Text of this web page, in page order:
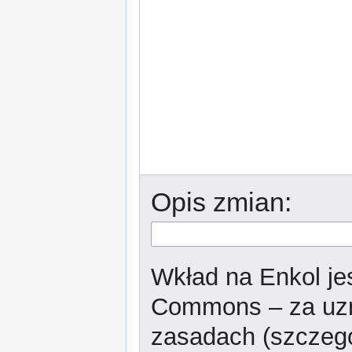
Opis zmian:
Wkład na Enkol
Commons – za
zasadach